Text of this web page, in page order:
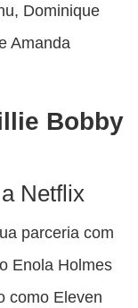
Dominique
Amanda
Bobby
Netflix
parceria com
Enola Holmes
como Eleven